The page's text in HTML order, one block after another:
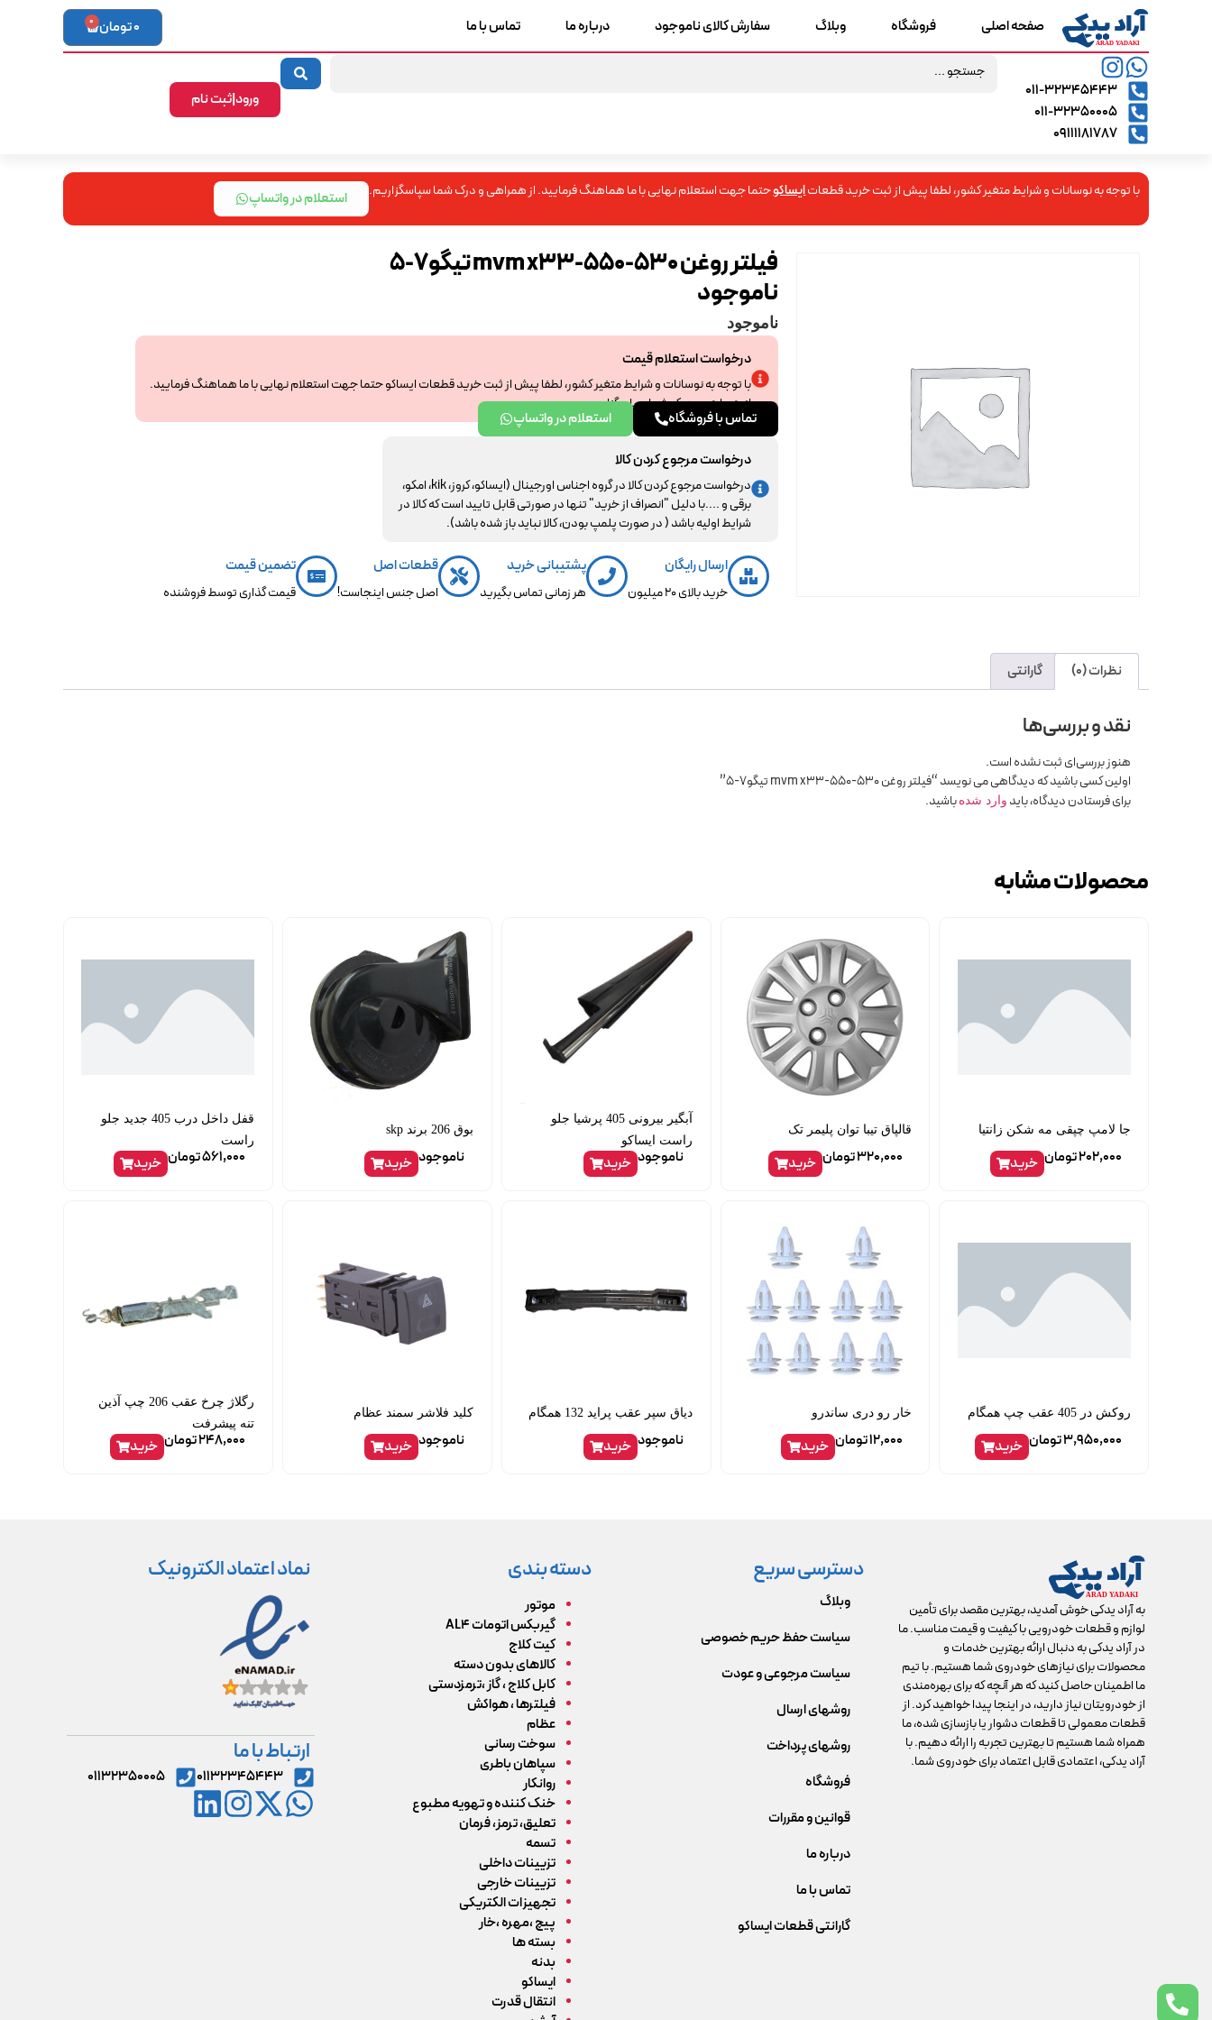
۰۱۱-۳۲۳۴۵۴۴۳
۰۱۱-۳۲۳۵۰۰۰۵
09111181787
ورود|ثبت نام
صفحه اصلی فروشگاه وبلاگ سفارش کالای ناموجود درباره ما تماس با ما 0تومان 0
با توجه به نوسانات و شرایط متغیر کشور، لطفا پیش از ثبت خرید قطعاتایساکوحتما جهت استعلام نهایی با ما هماهنگ فرمایید. از همراهی و درک شما سپاسگزاریم. استعلام در واتساپ
فیلتر روغن mvm x33-550-530 تیگو7-5
ناموجود
ناموجود
درخواست استعلام قیمت
با توجه به نوسانات و شرایط متغیر کشور، لطفا پیش از ثبت خرید قطعات ایساکو حتما جهت استعلام نهایی با ما هماهنگ فرمایید.
از همراهی و درک شما سپاسگزاریم.
تماس با فروشگاه
استعلام در واتساپ
درخواست مرجوع کردن کالا
درخواست مرجوع کردن کالا در گروه اجناس اورجینال (ایساکو، کروز، kik، امکو،
برقی و ....با دلیل "انصراف از خرید" تنها در صورتی قابل تایید است که کالا در
شرایط اولیه باشد ( در صورت پلمپ بودن، کالا نباید باز شده باشد).
ارسال رایگان
خرید بالای 20 میلیون
پشتیبانی خرید
هر زمانی تماس بگیرید
قطعات اصل
اصل جنس اینجاست!
تضمین قیمت
قیمت گذاری توسط فروشنده
نظرات (0) گارانتی
نقد و بررسی‌ها
هنوز بررسی‌ای ثبت نشده است.
اولین کسی باشید که دیدگاهی می نویسد “فیلتر روغن mvm x33-550-530 تیگو7-5”
برای فرستادن دیدگاه، باید وارد شده باشید.
محصولات مشابه
جا لامپ چپقی مه شکن زانتیا
202,000تومان خرید
قالپاق تیبا توان پلیمر تک
320,000تومان خرید
آبگیر بیرونی 405 پرشیا جلو
راست ایساکو
ناموجود خرید
بوق 206 برند skp
ناموجود خرید
قفل داخل درب 405 جدید جلو
راست
561,000تومان خرید
روکش در 405 عقب چپ همگام
3,950,000تومان خرید
خار رو دری ساندرو
12,000تومان خرید
دیاق سپر عقب پراید 132 همگام
ناموجود خرید
کلید فلاشر سمند عظام
ناموجود خرید
رگلاژ چرخ عقب 206 چپ آذین
تنه پیشرفت
248,000تومان خرید
به آراد یدکی خوش آمدید، بهترین مقصد برای تأمین
لوازم و قطعات خودرویی با کیفیت و قیمت مناسب. ما
در آراد یدکی به دنبال ارائه بهترین خدمات و
محصولات برای نیازهای خودروی شما هستیم. با تیم
ما اطمینان حاصل کنید که هر آنچه که برای بهره‌مندی
از خودرویتان نیاز دارید، در اینجا پیدا خواهید کرد. از
قطعات معمولی تا قطعات دشوار یا بازسازی شده، ما
همراه شما هستیم تا بهترین تجربه را ارائه دهیم. با
آراد یدکی، اعتمادی قابل اعتماد برای خودروی شما.
دسترسی سریع
وبلاگ
سیاست حفظ حریم خصوصی
سیاست مرجوعی و عودت
روشهای ارسال
روشهای پرداخت
فروشگاه
قوانین و مقررات
درباره ما
تماس با ما
گارانتی قطعات ایساکو
دسته بندی
موتور
گیربکس اتومات AL4
کیت کلاج
کالاهای بدون دسته
کابل کلاج ، گاز ،ترمزدستی
فیلترها ، هواکش
عظام
سوخت رسانی
سپاهان باطری
روانکار
خنک کننده و تهویه مطبوع
تعلیق، ترمز، فرمان
تسمه
تزیینات داخلی
تزیینات خارجی
تجهیزات الکتریکی
پیچ ،مهره ،خار
بسته ها
بدنه
ایساکو
انتقال قدرت
نماد اعتماد الکترونیک
ارتباط با ما
۰۱۱۳۲۳۴۵۴۴۳ ۰۱۱۳۲۳۵۰۰۰۵